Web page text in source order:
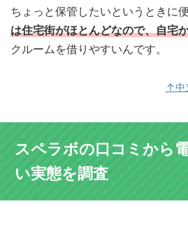
ちょっと保管したいというときに便
は住宅街がほとんどなので、自宅
クルームを借りやすいんです。
↑中
スペラボの口コミから
い実態を調査